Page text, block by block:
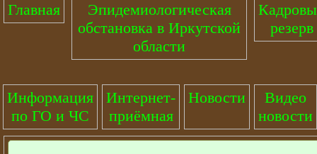
Главная
Эпидемиологическая
обстановка в Иркутской
области
резерв
Информация
по ГО и ЧС
Интернет-
приёмная
Новости
Видео
новости